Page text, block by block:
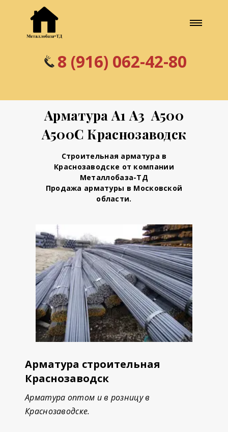
8 (916) 062-42-80
Арматура А1 А3 А500
А500С Краснозаводск
Строительная арматура в
Краснозаводске от компании
Металлобаза-ТД
Продажа арматуры в Московской
области.
Арматура строительная
Краснозаводск
Арматура оптом и в розницу в
Краснозаводске.